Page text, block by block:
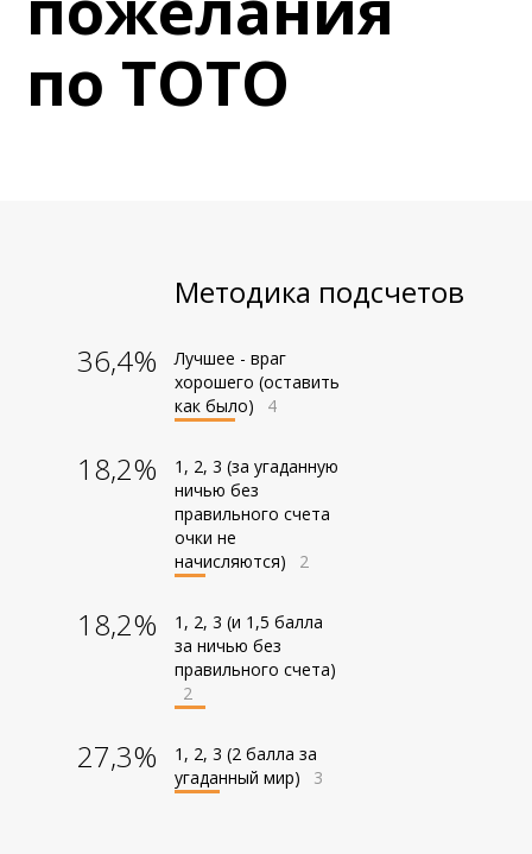
6 сентября (вс) в 16:15 (исп)
Валенсия — Барселона
примерно 13 сентября
Севилья — Валенсия
примерно 11 октября
Расинг — Валенсия
примерно 18 октября
Валенсия — Атлетик
по ТОТО
Методика подсчетов
36,4%
Лучшее - враг
хорошего (оставить
как было)
4
18,2%
1, 2, 3 (за угаданную
ничью без
правильного счета
очки не
начисляются)
2
18,2%
1, 2, 3 (и 1,5 балла
за ничью без
правильного счета)
2
27,3%
1, 2, 3 (2 балла за
угаданный мир)
3